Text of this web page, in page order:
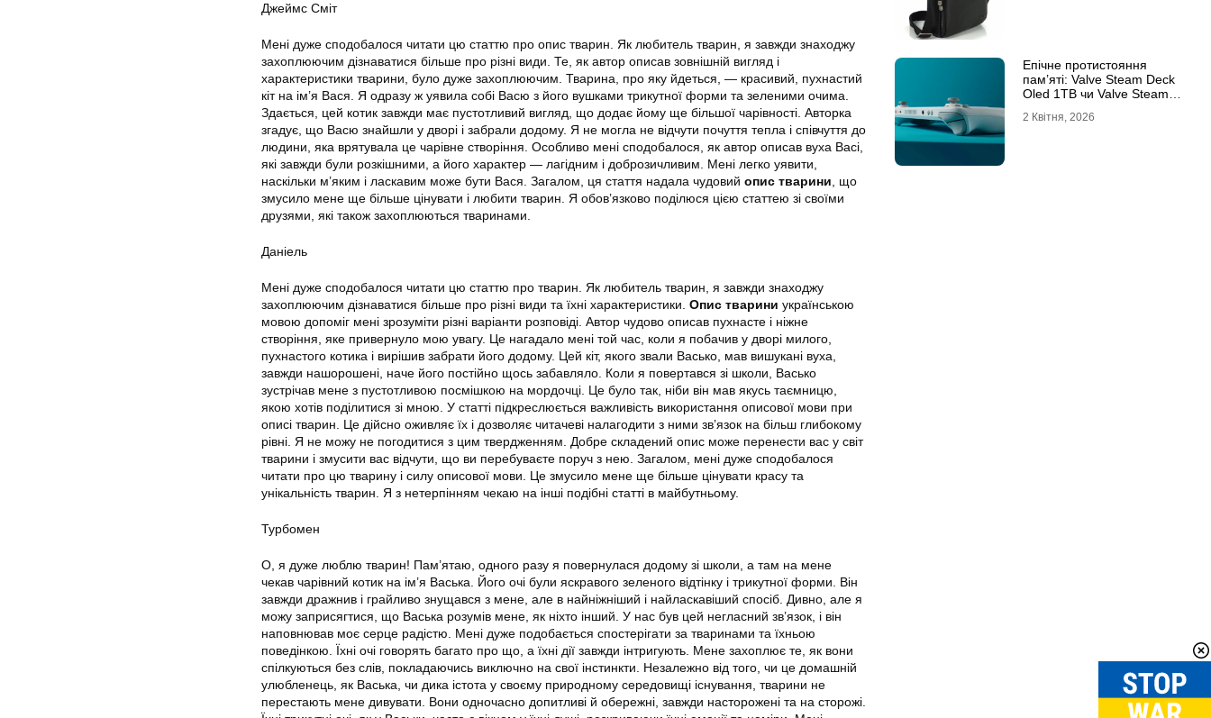
Джеймс Сміт
Мені дуже сподобалося читати цю статтю про опис тварин. Як любитель тварин, я завжди знаходжу
захоплюючим дізнаватися більше про різні види. Те, як автор описав зовнішній вигляд і
характеристики тварини, було дуже захоплюючим. Тварина, про яку йдеться, — красивий, пухнастий
кіт на ім’я Вася. Я одразу ж уявила собі Васю з його вушками трикутної форми та зеленими очима.
Здається, цей котик завжди має пустотливий вигляд, що додає йому ще більшої чарівності. Авторка
згадує, що Васю знайшли у дворі і забрали додому. Я не могла не відчути почуття тепла і співчуття до
людини, яка врятувала це чарівне створіння. Особливо мені сподобалося, як автор описав вуха Васі,
які завжди були розкішними, а його характер — лагідним і доброзичливим. Мені легко уявити,
наскільки м’яким і ласкавим може бути Вася. Загалом, ця стаття надала чудовий опис тварини, що
змусило мене ще більше цінувати і любити тварин. Я обов’язково поділюся цією статтею зі своїми
друзями, які також захоплюються тваринами.
Даніель
Мені дуже сподобалося читати цю статтю про тварин. Як любитель тварин, я завжди знаходжу
захоплюючим дізнаватися більше про різні види та їхні характеристики. Опис тварини українською
мовою допоміг мені зрозуміти різні варіанти розповіді. Автор чудово описав пухнасте і ніжне
створіння, яке привернуло мою увагу. Це нагадало мені той час, коли я побачив у дворі милого,
пухнастого котика і вирішив забрати його додому. Цей кіт, якого звали Васько, мав вишукані вуха,
завжди нашорошені, наче його постійно щось забавляло. Коли я повертався зі школи, Васько
зустрічав мене з пустотливою посмішкою на мордочці. Це було так, ніби він мав якусь таємницю,
якою хотів поділитися зі мною. У статті підкреслюється важливість використання описової мови при
описі тварин. Це дійсно оживляє їх і дозволяє читачеві налагодити з ними зв’язок на більш глибокому
рівні. Я не можу не погодитися з цим твердженням. Добре складений опис може перенести вас у світ
тварини і змусити вас відчути, що ви перебуваєте поруч з нею. Загалом, мені дуже сподобалося
читати про цю тварину і силу описової мови. Це змусило мене ще більше цінувати красу та
унікальність тварин. Я з нетерпінням чекаю на інші подібні статті в майбутньому.
Турбомен
О, я дуже люблю тварин! Пам’ятаю, одного разу я повернулася додому зі школи, а там на мене
чекав чарівний котик на ім’я Васька. Його очі були яскравого зеленого відтінку і трикутної форми. Він
завжди дражнив і грайливо знущався з мене, але в найніжніший і найласкавіший спосіб. Дивно, але я
можу заприсягтися, що Васька розумів мене, як ніхто інший. У нас був цей негласний зв’язок, і він
наповнював моє серце радістю. Мені дуже подобається спостерігати за тваринами та їхньою
поведінкою. Їхні очі говорять багато про що, а їхні дії завжди інтригують. Мене захоплює те, як вони
спілкуються без слів, покладаючись виключно на свої інстинкти. Незалежно від того, чи це домашній
улюбленець, як Васька, чи дика істота у своєму природному середовищі існування, тварини не
перестають мене дивувати. Вони одночасно допитливі й обережні, завжди насторожені та на сторожі.
Епічне протистояння
пам’яті: Valve Steam Deck
Oled 1TB чи Valve Steam
2 Квітня, 2026